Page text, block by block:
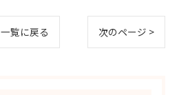
一覧に戻る 次のページ >